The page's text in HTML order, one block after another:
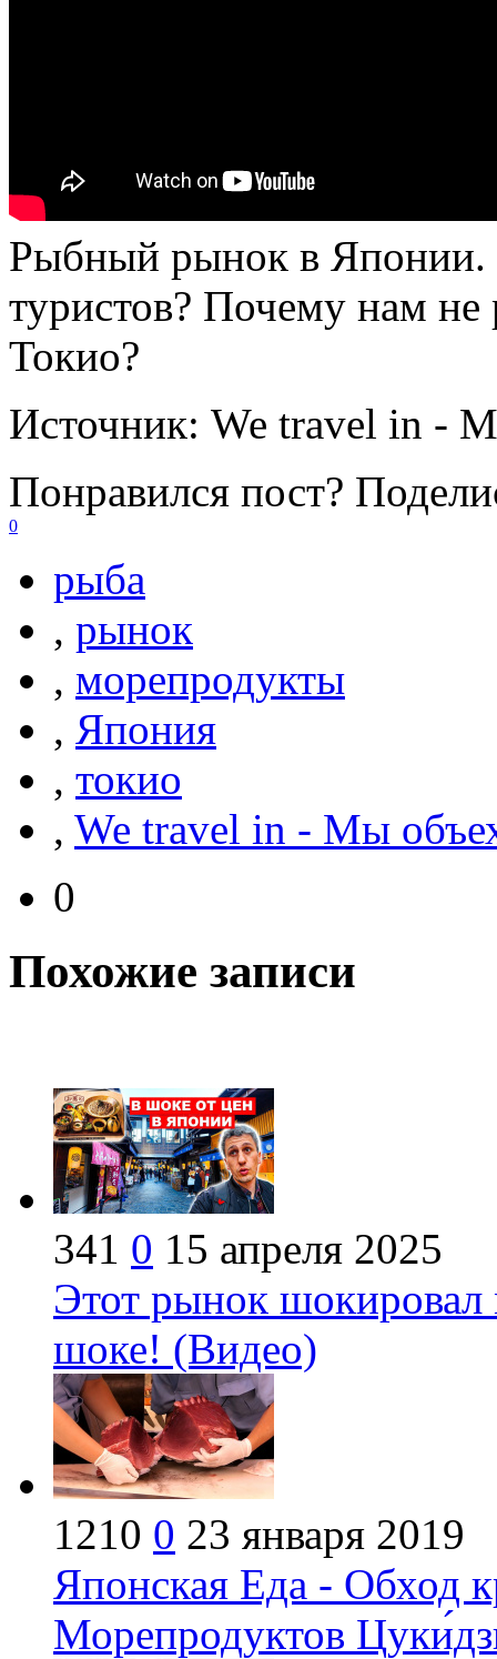
Рыбный рынок в Японии.
туристов? Почему нам
Токио?
Источник: We travel in -
Понравился пост?
0
рыба
, рынок
, морепродукты
, Япония
, токио
, We travel in - Мы
0
Похожие записи
341 0 15 апреля 2025
Этот рынок
шоке! (Видео)
1210 0 23 января 2019
Японская Еда - Обход
Морепродуктов